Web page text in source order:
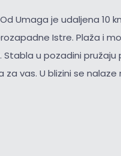
Umaga je udaljena 10
Istre. Plaža i
u pozadini pružaju
vas. U blizini se nalaze